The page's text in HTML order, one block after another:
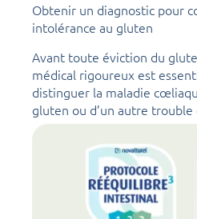
Obtenir un diagnostic pour
intolérance au gluten
Avant toute éviction du
médical rigoureux est
distinguer la maladie
gluten ou d’un autre